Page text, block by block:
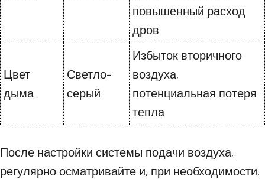
повышенный расход
дров
Цвет
дыма
Светло-
серый
Избыток вторичного
воздуха,
потенциальная потеря
тепла
После настройки системы подачи воздуха,
регулярно осматривайте и, при необходимости,